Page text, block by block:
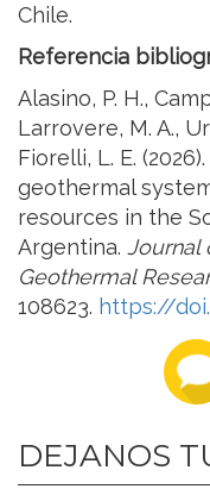
Chile.
Referencia
Alasino, P. H.,
Larrovere, M. A.,
Fiorelli, L. E.
geothermal
resources in the
Argentina. Journal
Geothermal
108623. https://
DEJANOS